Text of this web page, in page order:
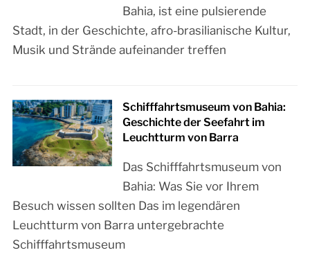
Bahia, ist eine pulsierende
Stadt, in der Geschichte, afro-brasilianische Kultur,
Musik und Strände aufeinander treffen
Schifffahrtsmuseum von Bahia:
Geschichte der Seefahrt im
Leuchtturm von Barra
Das Schifffahrtsmuseum von
Bahia: Was Sie vor Ihrem
Besuch wissen sollten Das im legendären
Leuchtturm von Barra untergebrachte
Schifffahrtsmuseum